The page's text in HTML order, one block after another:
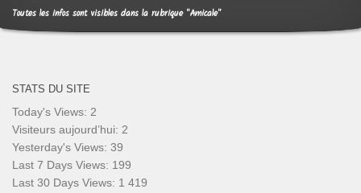
Toutes les infos sont visibles dans la rubrique "Amicale"
STATS DU SITE
Today's Views: 2
Visiteurs aujourd’hui: 2
Yesterday's Views: 39
Last 7 Days Views: 199
Last 30 Days Views: 1 419